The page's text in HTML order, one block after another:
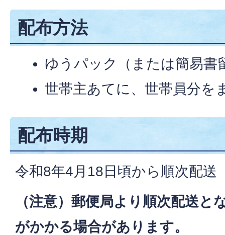
配布方法
ゆうパック（または簡易書
世帯主あてに、世帯員分を
配布時期
令和8年4月18日頃から順次配送
（注意）郵便局より順次配送と
がかかる場合があります。